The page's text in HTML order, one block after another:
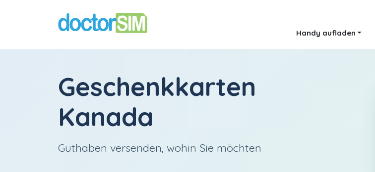
Handy aufladen
Geschenkkarten
Kanada
Guthaben versenden, wohin Sie möchten